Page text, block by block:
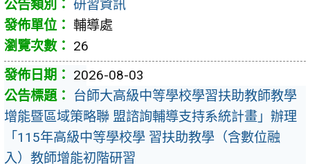
研習資訊
輔導處
26
2026-08-03
台師大高級中等學校學習扶助教師教學
增能暨區域策略聯 盟諮詢輔導支持系統計畫」辦理
「115年高級中等學校學 習扶助教學（含數位融
入）教師增能初階研習